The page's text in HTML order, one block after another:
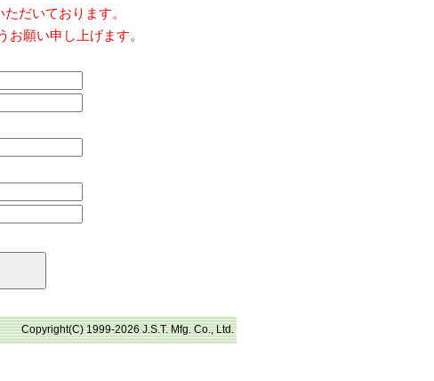
だいております。
願い申し上げます。
Copyright(C) 1999-2026 J.S.T. Mfg. Co., Ltd.